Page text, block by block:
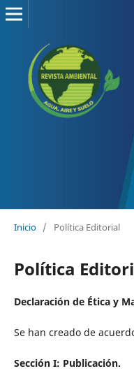
Inicio / Política Editorial
Política
Declaración de Ética y
Se han creado de
Sección I: Publicación.